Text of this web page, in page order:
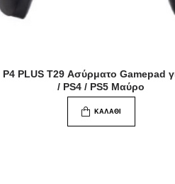
P4 PLUS T29 Ασύρματο Gamepad
/ PS4 / PS5 Μαύρο
ΚΑΛΆΘΙ